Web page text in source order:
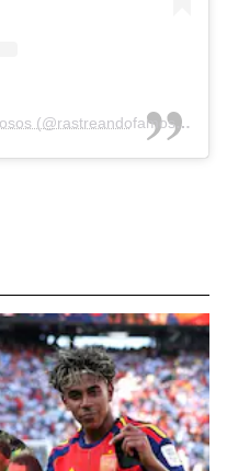
A post shared by rastreando famosos (@rastreandofamosos)